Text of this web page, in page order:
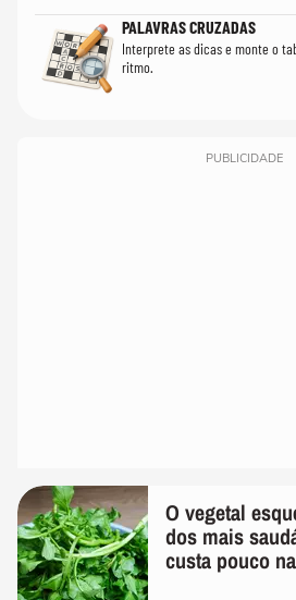
PALAVRAS CRUZADAS
Interprete as dicas e monte o
ritmo.
PUBLICIDADE
O vegetal
dos mais
custa pouco